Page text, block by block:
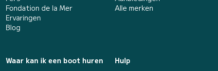
Fondation de la Mer
Ervaringen
Blog
Alle merken
Waar kan ik een boot huren
Hulp